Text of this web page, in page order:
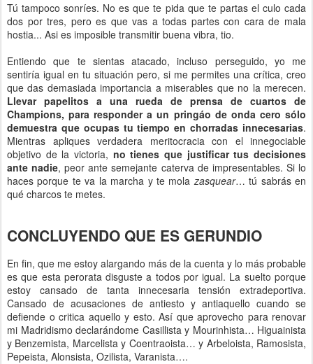
Tú tampoco sonríes. No es que te pida que te partas el culo cada
dos por tres, pero es que vas a todas partes con cara de mala
hostia... Asi es imposible transmitir buena vibra, tio.
Entiendo que te sientas atacado, incluso perseguido, yo me
sentiría igual en tu situación pero, si me permites una crítica, creo
que das demasiada importancia a miserables que no la merecen.
Llevar papelitos a una rueda de prensa de cuartos de
Champions, para responder a un pringáo de onda cero sólo
demuestra que ocupas tu tiempo en chorradas innecesarias.
Mientras apliques verdadera meritocracia con el innegociable
objetivo de la victoria, no tienes que justificar tus decisiones
ante nadie, peor ante semejante caterva de impresentables. Si lo
haces porque te va la marcha y te molazasquear… tú sabrás en
qué charcos te metes.
CONCLUYENDO QUE ES GERUNDIO
En fin, que me estoy alargando más de la cuenta y lo más probable
es que esta perorata disguste a todos por igual. La suelto porque
estoy cansado de tanta innecesaria tensión extradeportiva.
Cansado de acusaciones de antiesto y antiaquello cuando se
defiende o critica aquello y esto. Así que aprovecho para renovar
mi Madridismo declarándome Casillista y Mourinhista… Higuainista
y Benzemista, Marcelista y Coentraoista… y Arbeloista, Ramosista,
Pepeista, Alonsista, Ozilista, Varanista….